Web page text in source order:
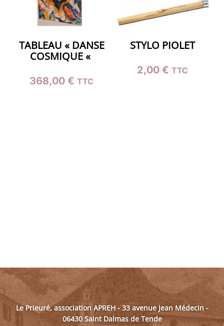
TABLEAU « DANSE
COSMIQUE «
368,00€ TTC
STYLO PIOLET
2,00 € TTC
Le Prieuré, association APREH - 33 avenue Jean Médecin -
06430 Saint Dalmas de Tende